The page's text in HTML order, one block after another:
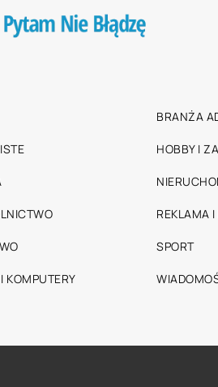
BRANŻA
HOBBY I
REKLAMA
SPORT
KOMPUTERY